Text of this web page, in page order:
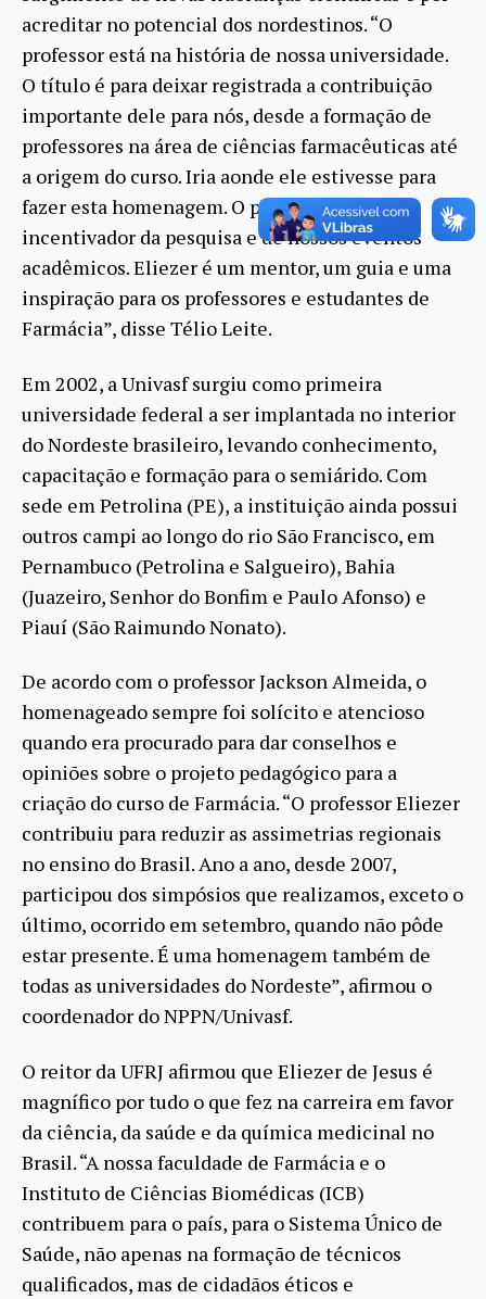
acreditar no potencial dos nordestinos. “O
professor está na história de nossa universidade.
O título é para deixar registrada a contribuição
importante dele para nós, desde a formação de
professores na área de ciências farmacêuticas até
a origem do curso. Iria aonde ele estivesse para
fazer esta homenagem. O professor é um
incentivador da pesquisa e de nossos eventos
acadêmicos. Eliezer é um mentor, um guia e uma
inspiração para os professores e estudantes de
Farmácia”, disse Télio Leite.
Em 2002, a Univasf surgiu como primeira
universidade federal a ser implantada no interior
do Nordeste brasileiro, levando conhecimento,
capacitação e formação para o semiárido. Com
sede em Petrolina (PE), a instituição ainda possui
outros campi ao longo do rio São Francisco, em
Pernambuco (Petrolina e Salgueiro), Bahia
(Juazeiro, Senhor do Bonfim e Paulo Afonso) e
Piauí (São Raimundo Nonato).
De acordo com o professor Jackson Almeida, o
homenageado sempre foi solícito e atencioso
quando era procurado para dar conselhos e
opiniões sobre o projeto pedagógico para a
criação do curso de Farmácia. “O professor Eliezer
contribuiu para reduzir as assimetrias regionais
no ensino do Brasil. Ano a ano, desde 2007,
participou dos simpósios que realizamos, exceto o
último, ocorrido em setembro, quando não pôde
estar presente. É uma homenagem também de
todas as universidades do Nordeste”, afirmou o
coordenador do NPPN/Univasf.
O reitor da UFRJ afirmou que Eliezer de Jesus é
magnífico por tudo o que fez na carreira em favor
da ciência, da saúde e da química medicinal no
Brasil. “A nossa faculdade de Farmácia e o
Instituto de Ciências Biomédicas (ICB)
contribuem para o país, para o Sistema Único de
Saúde, não apenas na formação de técnicos
qualificados, mas de cidadãos éticos e